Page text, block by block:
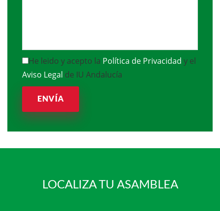
He leido y acepto la Política de Privacidad y el
Aviso Legal de IU Andalucía
ENVÍA
LOCALIZA TU ASAMBLEA